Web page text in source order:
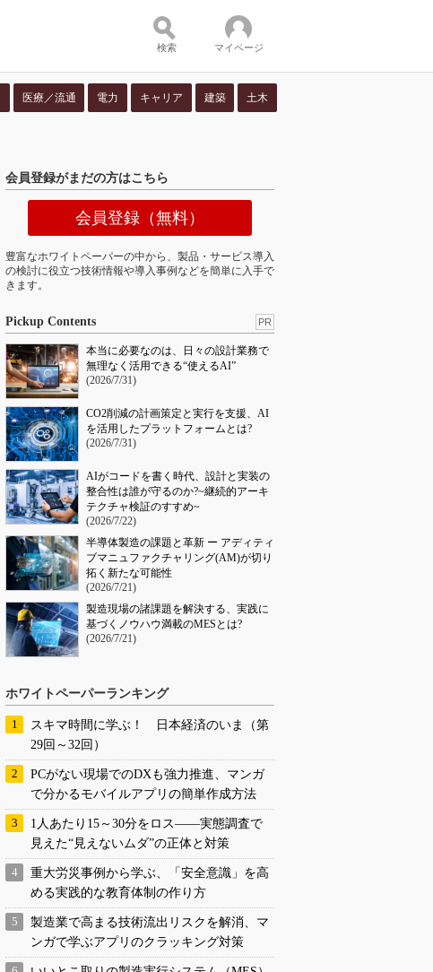
検索 マイページ
医療／流通 電力 キャリア 建築 土木
会員登録がまだの方はこちら
会員登録（無料）
豊富なホワイトペーパーの中から、製品・サービス導入
の検討に役立つ技術情報や導入事例などを簡単に入手で
きます。
Pickup Contents PR
本当に必要なのは、日々の設計業務で
無理なく活用できる“使えるAI”
(2026/7/31)
CO2削減の計画策定と実行を支援、AI
を活用したプラットフォームとは?
(2026/7/31)
AIがコードを書く時代、設計と実装の
整合性は誰が守るのか?~継続的アーキ
テクチャ検証のすすめ~
(2026/7/22)
半導体製造の課題と革新 ー アディティ
ブマニュファクチャリング(AM)が切り
拓く新たな可能性
(2026/7/21)
製造現場の諸課題を解決する、実践に
基づくノウハウ満載のMESとは?
(2026/7/21)
ホワイトペーパーランキング
スキマ時間に学ぶ！ 日本経済のいま（第
29回～32回）
PCがない現場でのDXも強力推進、マンガ
で分かるモバイルアプリの簡単作成方法
1人あたり15～30分をロス――実態調査で
見えた“見えないムダ”の正体と対策
重大労災事例から学ぶ、「安全意識」を高
める実践的な教育体制の作り方
製造業で高まる技術流出リスクを解消、マ
ンガで学ぶアプリのクラッキング対策